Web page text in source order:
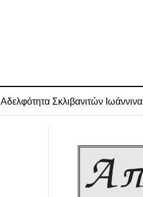
Αδελφότητα Σκλιβανιτών Ιωάννινα